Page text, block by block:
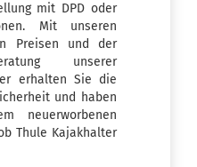
mit DPD oder
Mit unseren
Preisen und der
unserer
erhalten Sie die
und haben
neuerworbenen
Thule Kajakhalter